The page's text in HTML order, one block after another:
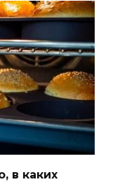
в каких